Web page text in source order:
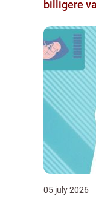
billigere
05 july 2026